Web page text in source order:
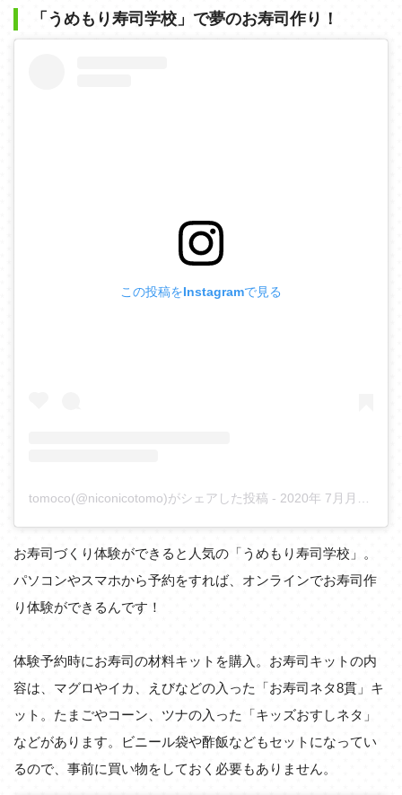
「うめもり寿司学校」で夢のお寿司作り！
この投稿をInstagramで見る
tomoco(@niconicotomo)がシェアした投稿 - 2020年 7月月5日午前7時25分PDT
お寿司づくり体験ができると人気の「うめもり寿司学校」。
パソコンやスマホから予約をすれば、オンラインでお寿司作
り体験ができるんです！
体験予約時にお寿司の材料キットを購入。お寿司キットの内
容は、マグロやイカ、えびなどの入った「お寿司ネタ8貫」キ
ット。たまごやコーン、ツナの入った「キッズおすしネタ」
などがあります。ビニール袋や酢飯などもセットになってい
るので、事前に買い物をしておく必要もありません。